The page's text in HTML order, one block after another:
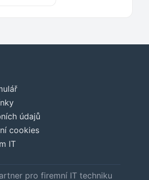
údajů
cookies
IT
pro firemní IT techniku